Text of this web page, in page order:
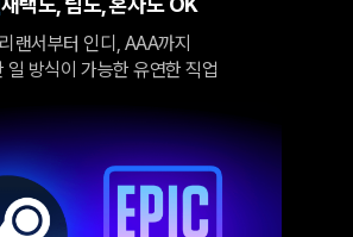
랜서부터 인디, AAA까지
일 방식이 가능한 유연한 직업